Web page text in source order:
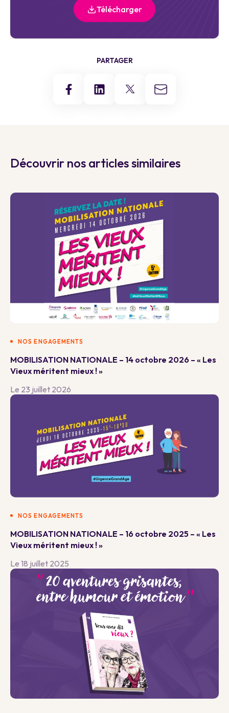
PARTAGER
Télécharger
Découvrir nos articles similaires
NOS ENGAGEMENTS
MOBILISATION NATIONALE – 14 octobre 2026 – « Les
Vieux méritent mieux ! »
Le 23 juillet 2026
NOS ENGAGEMENTS
MOBILISATION NATIONALE – 16 octobre 2025 – « Les
Vieux méritent mieux ! »
Le 18 juillet 2025